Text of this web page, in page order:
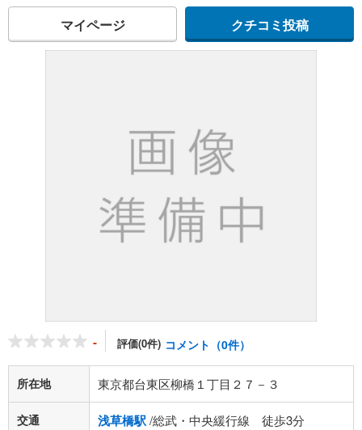
マイページ クチコミ投稿
- 評価(0件) コメント（0件）
所在地 東京都台東区柳橋１丁目２７－３
交通 浅草橋駅/総武・中央緩行線 徒歩3分